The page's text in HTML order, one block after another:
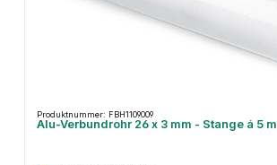
Produktnummer: FBH1109009
Alu-Verbundrohr 26 x 3 mm - Stange á 5 m